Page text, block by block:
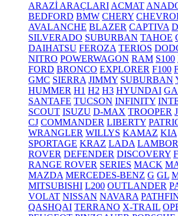
ARAZİ ARAÇLARI ACMAT
BEDFORD BMW CHERY
AVALANCHE BLAZER CAPTIVA
SILVERADO SUBURBAN TAHOE
DAIHATSU FEROZA TERIOS
NITRO POWERWAGON RAM S100
FORD BRONCO EXPLORER F100
GMC SIERRA JIMMY SUBURBAN
HUMMER H1 H2 H3 HYUNDAI
SANTAFE TUCSON INFINITY
SCOUT ISUZU D-MAX TROOPER
CJ COMMANDER LIBERTY
WRANGLER WILLYS KAMAZ KIA
SPORTAGE KRAZ LADA
ROVER DEFENDER DISCOVERY
RANGE ROVER SERIES MACK
MAZDA MERCEDES-BENZ G GL
MITSUBISHI L200 OUTLANDER
VOLAT NISSAN NAVARA
QASHQAI TERRANO X-TRAIL